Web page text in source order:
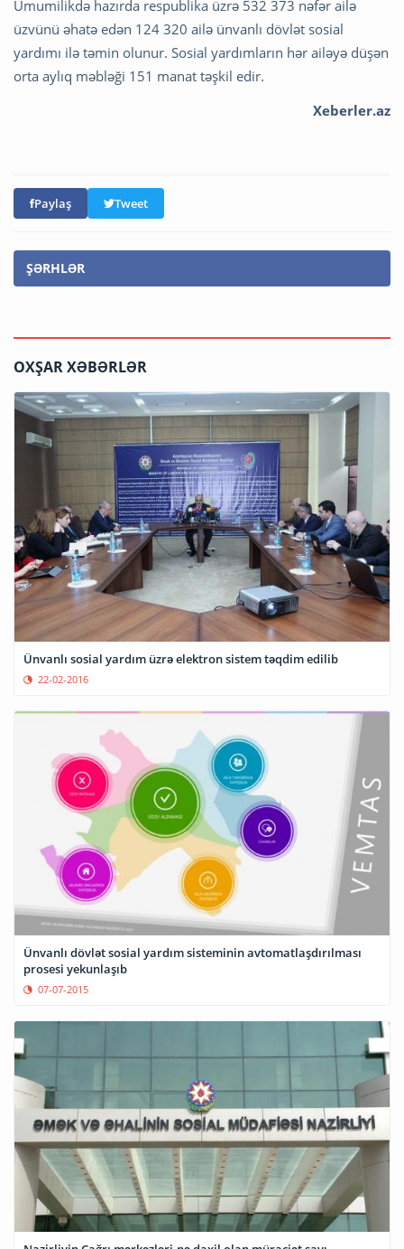
Ümumilikdə hazırda respublika üzrə 532 373 nəfər ailə
üzvünü əhatə edən 124 320 ailə ünvanlı dövlət sosial
yardımı ilə təmin olunur. Sosial yardımların hər ailəyə düşən
orta aylıq məbləği 151 manat təşkil edir.
Xeberler.az
Paylaş Tweet
ŞƏRHLƏR
OXŞAR XƏBƏRLƏR
Ünvanlı sosial yardım üzrə elektron sistem təqdim edilib
22-02-2016
Ünvanlı dövlət sosial yardım sisteminin avtomatlaşdırılması
prosesi yekunlaşıb
07-07-2015